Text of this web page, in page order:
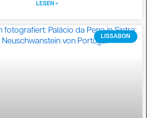
LESEN »
LISSABON